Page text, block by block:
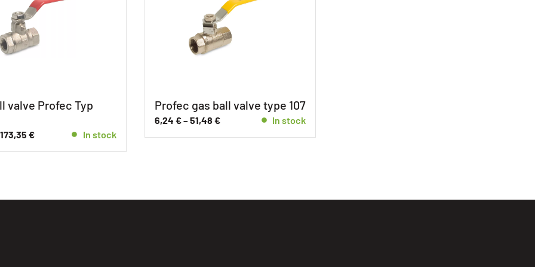
valve Profec Typ
173,35 € In stock
Profec gas ball valve type 107
6,24 €–51,48 € In stock